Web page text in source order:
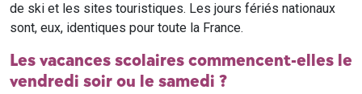
de ski et les sites touristiques. Les jours fériés nationaux
sont, eux, identiques pour toute la France.
Les vacances scolaires commencent-elles le
vendredi soir ou le samedi ?